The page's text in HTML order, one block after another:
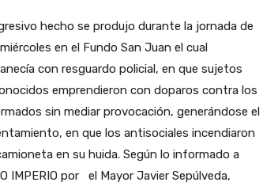
hecho se produjo durante la jornada de
en el Fundo San Juan el cual
con resguardo policial, en que sujetos
emprendieron con doparos contra los
sin mediar provocación, generándose el
en que los antisociales incendiaron
en su huida. Según lo informado a
IMPERIO por el Mayor Javier Sepúlveda,